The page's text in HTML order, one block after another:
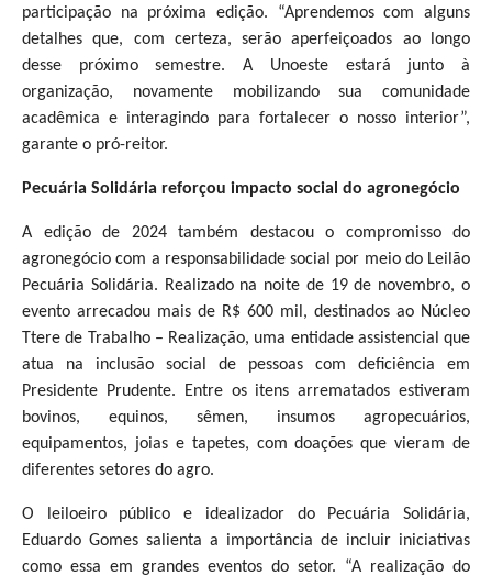
participação na próxima edição. “Aprendemos com alguns
detalhes que, com certeza, serão aperfeiçoados ao longo
desse próximo semestre. A Unoeste estará junto à
organização, novamente mobilizando sua comunidade
acadêmica e interagindo para fortalecer o nosso interior”,
garante o pró-reitor.
Pecuária Solidária reforçou impacto social do agronegócio
A edição de 2024 também destacou o compromisso do
agronegócio com a responsabilidade social por meio do Leilão
Pecuária Solidária. Realizado na noite de 19 de novembro, o
evento arrecadou mais de R$ 600 mil, destinados ao Núcleo
Ttere de Trabalho – Realização, uma entidade assistencial que
atua na inclusão social de pessoas com deficiência em
Presidente Prudente. Entre os itens arrematados estiveram
bovinos, equinos, sêmen, insumos agropecuários,
equipamentos, joias e tapetes, com doações que vieram de
diferentes setores do agro.
O leiloeiro público e idealizador do Pecuária Solidária,
Eduardo Gomes salienta a importância de incluir iniciativas
como essa em grandes eventos do setor. “A realização do